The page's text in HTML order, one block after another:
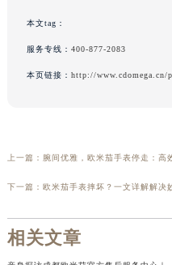
本文tag：
服务专线： 400-877-2083
本页链接： http://www.cdomega.cn/
上一篇： 腕间优雅，欧米茄手表停走：高
下一篇： 欧米茄手表摔坏？一文详解解决
相关文章